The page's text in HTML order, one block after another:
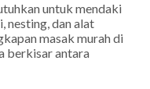
untuk mendaki
nesting, dan alat
masak murah di
berkisar antara